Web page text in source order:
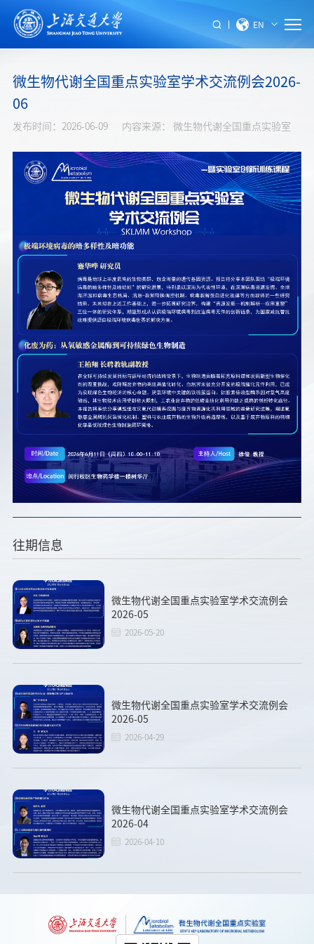
EN
微生物代谢全国重点实验室学术交流例会2026-
06
发布时间：2026-06-09 内容来源： 微生物代谢全国重点实验室
往期信息
微生物代谢全国重点实验室学术交流例会
2026-05
2026-05-20
微生物代谢全国重点实验室学术交流例会
2026-05
2026-04-29
微生物代谢全国重点实验室学术交流例会
2026-04
2026-04-10